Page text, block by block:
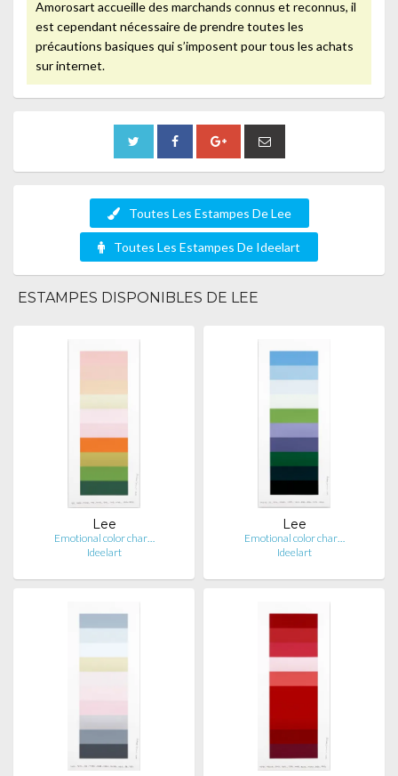
Amorosart accueille des marchands connus et reconnus, il
est cependant nécessaire de prendre toutes les
précautions basiques qui s’imposent pour tous les achats
sur internet.
Toutes Les Estampes De Lee
Toutes Les Estampes De Ideelart
ESTAMPES DISPONIBLES DE LEE
Lee
Emotional color char…
Ideelart
Lee
Emotional color char…
Ideelart